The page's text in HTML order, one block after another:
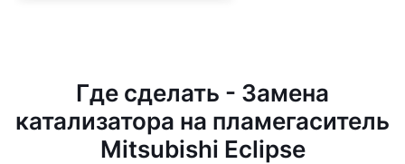
Где сделать - Замена
катализатора на пламегаситель
Mitsubishi Eclipse